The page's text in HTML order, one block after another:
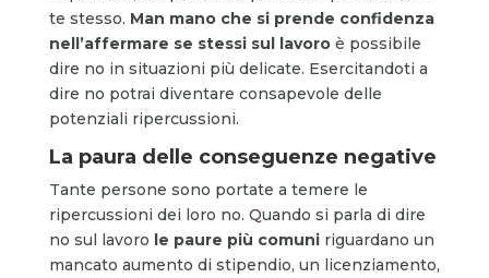
te stesso. Man mano che si prende confidenza
nell’affermare se stessi sul lavoro è possibile
dire no in situazioni più delicate. Esercitandoti a
dire no potrai diventare consapevole delle
potenziali ripercussioni.
La paura delle conseguenze negative
Tante persone sono portate a temere le
ripercussioni dei loro no. Quando si parla di dire
no sul lavoro le paure più comuni riguardano un
mancato aumento di stipendio, un licenziamento,